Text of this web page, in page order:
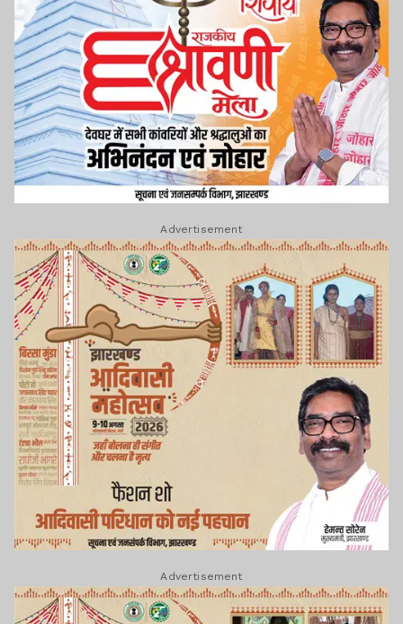
Advertisement
Advertisement